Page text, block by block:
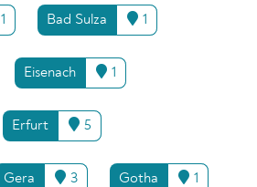
1 Bad Sulza 1
Eisenach 1
Erfurt 5
Gera 3 Gotha 1